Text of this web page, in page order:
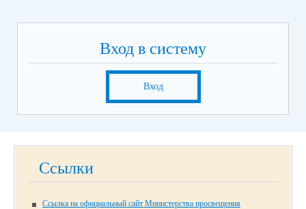
Вход в систему
Вход
Ссылки
Ссылка на официальный сайт Министерства просвещения